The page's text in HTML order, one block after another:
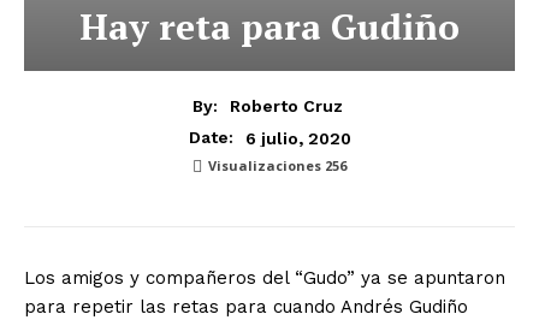
Hay reta para Gudiño
By:
Roberto Cruz
Date:
6 julio, 2020
Visualizaciones 256
Los amigos y compañeros del “Gudo” ya se apuntaron
para repetir las retas para cuando Andrés Gudiño